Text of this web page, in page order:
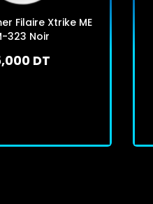
Filaire Xtrike ME
323 Noir
DT